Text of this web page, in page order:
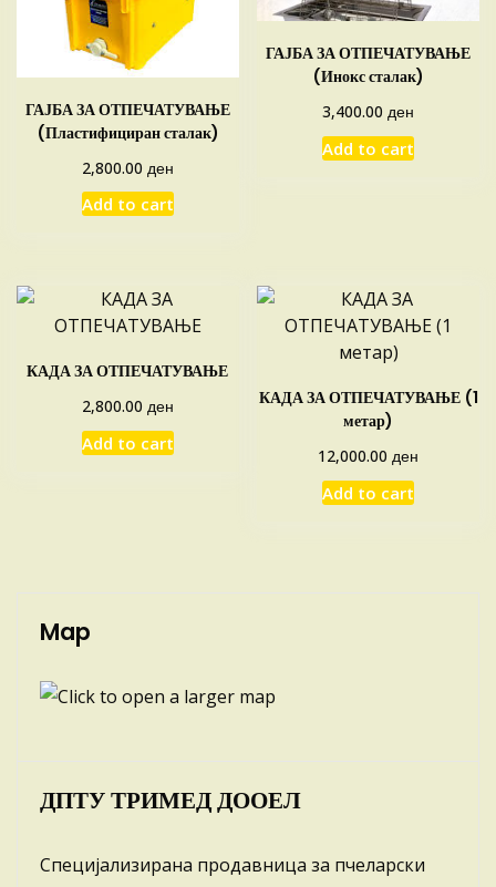
ГАЈБА ЗА ОТПЕЧАТУВАЊЕ
(Пластифициран сталак)
2,800.00 ден
Add to cart
ГАЈБА ЗА ОТПЕЧАТУВАЊЕ
(Инокс сталак)
3,400.00ден
Add to cart
КАДА ЗА ОТПЕЧАТУВАЊЕ
2,800.00 ден
Add to cart
КАДА ЗА ОТПЕЧАТУВАЊЕ (1
метар)
12,000.00ден
Add to cart
Map
ДПТУ ТРИМЕД ДООЕЛ
Специјализирана продавница за пчеларски